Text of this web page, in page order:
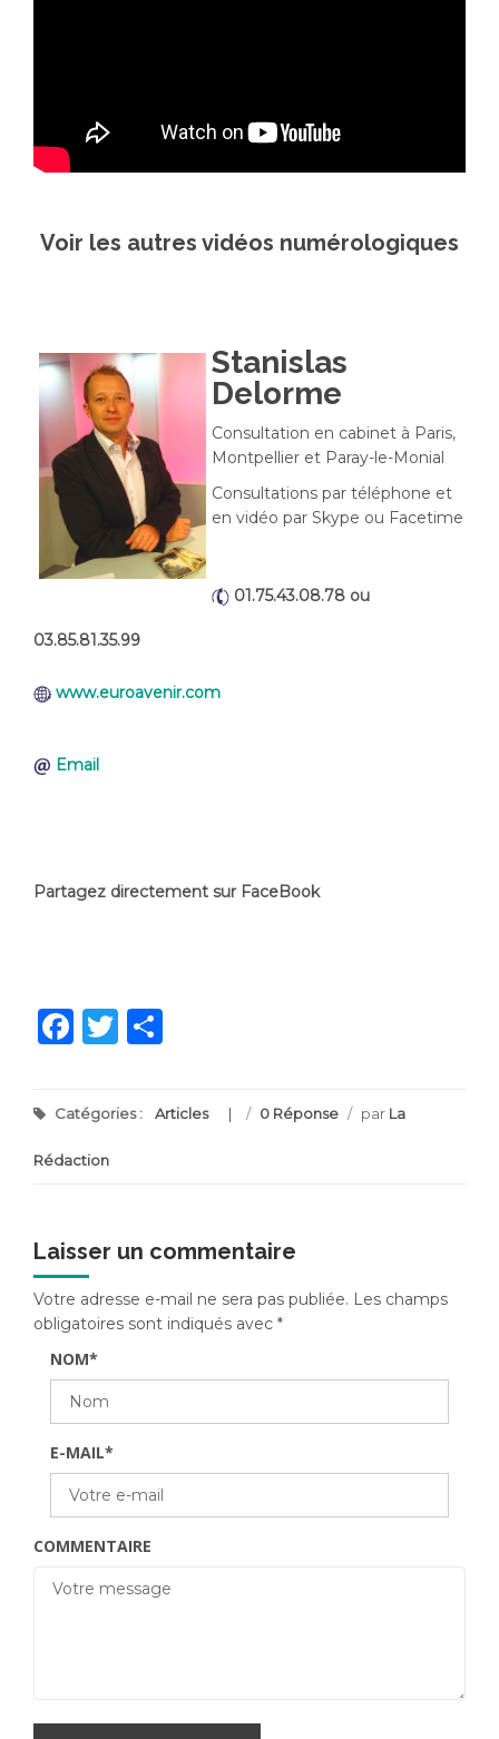
Voir les autres vidéos numérologiques
Stanislas
Delorme
Consultation en cabinet à Paris,
Montpellier et Paray-le-Monial
Consultations par téléphone et
en vidéo par Skype ou Facetime
01.75.43.08.78 ou
03.85.81.35.99
www.euroavenir.com
Email
Partagez directement sur FaceBook
Facebook
Twitter
Catégories : Articles / 0 Réponse / par La
Rédaction
Laisser un commentaire
Votre adresse e-mail ne sera pas publiée. Les champs
obligatoires sont indiqués avec *
NOM*
E-MAIL*
COMMENTAIRE